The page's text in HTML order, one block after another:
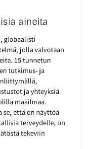
aineita
globaalisti
jolla valvotaan
15 tunnetun
tutkimus- ja
ja yhteyksiä
maailmaa.
että on näyttöä
terveydelle, on
tekeviin